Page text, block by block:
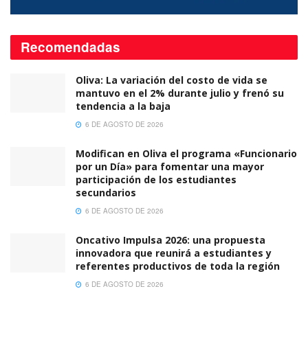
Recomendadas
Oliva: La variación del costo de vida se
mantuvo en el 2% durante julio y frenó su
tendencia a la baja
6 DE AGOSTO DE 2026
Modifican en Oliva el programa «Funcionario
por un Día» para fomentar una mayor
participación de los estudiantes
secundarios
6 DE AGOSTO DE 2026
Oncativo Impulsa 2026: una propuesta
innovadora que reunirá a estudiantes y
referentes productivos de toda la región
6 DE AGOSTO DE 2026